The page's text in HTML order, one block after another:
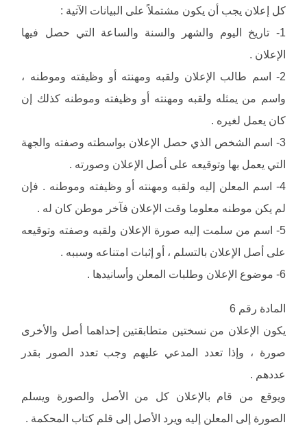
كل إعلان يجب أن يكون مشتملاً على البيانات الآتية :
1- تاريخ اليوم والشهر والسنة والساعة التي حصل فيها
الإعلان .
2- اسم طالب الإعلان ولقبه ومهنته أو وظيفته وموطنه ،
واسم من يمثله ولقبه ومهنته أو وظيفته وموطنه كذلك إن
كان يعمل لغيره .
3- اسم الشخص الذي حصل الإعلان بواسطته وصفته والجهة
التي يعمل بها وتوقيعه على أصل الإعلان وصورته .
4- اسم المعلن إليه ولقبه ومهنته أو وظيفته وموطنه . فإن
لم يكن موطنه معلوما وقت الإعلان فآخر موطن كان له .
5- اسم من سلمت إليه صورة الإعلان ولقبه وصفته وتوقيعه
على أصل الإعلان بالتسلم ، أو إثبات امتناعه وسببه .
6- موضوع الإعلان وطلبات المعلن وأسانيدها .
المادة رقم 6
يكون الإعلان من نسختين متطابقتين إحداهما أصل والأخرى
صورة ، وإذا تعدد المدعي عليهم وجب تعدد الصور بقدر
عددهم .
ويوقع من قام بالإعلان كل من الأصل والصورة ويسلم
الصورة إلى المعلن إليه ويرد الأصل إلى قلم كتاب المحكمة .